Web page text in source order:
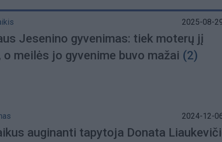
2025-08-
Jesenino gyvenimas: tiek moterų jį
o meilės jo gyvenime buvo mažai (2)
2024-12-
auginanti tapytoja Donata